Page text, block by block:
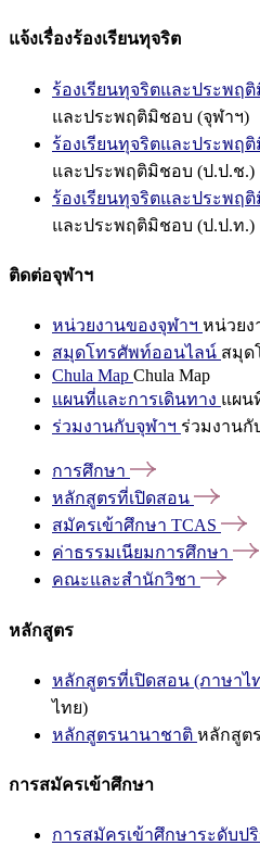
แจ้งเรื่องร้องเรียนทุจริต
ร้องเรียนทุจริตและประพฤ
และประพฤติมิชอบ (จุฬาฯ)
ร้องเรียนทุจริตและประพฤ
และประพฤติมิชอบ (ป.ป.ช.)
ร้องเรียนทุจริตและประพฤ
และประพฤติมิชอบ (ป.ป.ท.)
ติดต่อจุฬาฯ
หน่วยงานของจุฬาฯ หน่วยง
สมุดโทรศัพท์ออนไลน์ สมุด
Chula Map Chula Map
แผนที่และการเดินทาง แผน
ร่วมงานกับจุฬาฯ ร่วมงานกั
การศึกษา
หลักสูตรที่เปิดสอน
สมัครเข้าศึกษา TCAS
ค่าธรรมเนียมการศึกษา
คณะและสำนักวิชา
หลักสูตร
หลักสูตรที่เปิดสอน (ภาษาไ
ไทย)
หลักสูตรนานาชาติ หลักสูต
การสมัครเข้าศึกษา
การสมัครเข้าศึกษาระดับ